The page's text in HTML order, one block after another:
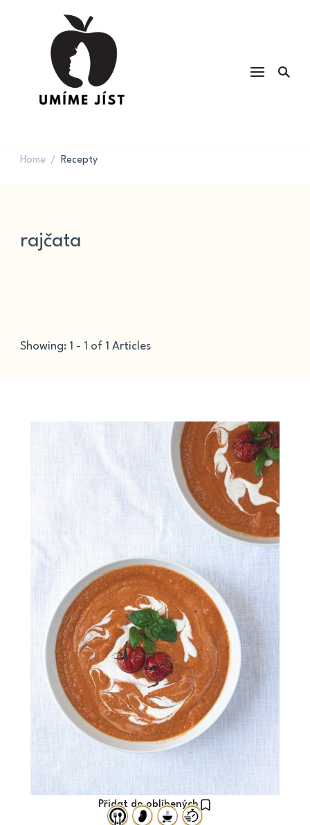
Kvalita potravin a výživa & recepty
Home / Recepty
rajčata
Showing: 1 - 1 of 1 Articles
Přidat do oblíbených